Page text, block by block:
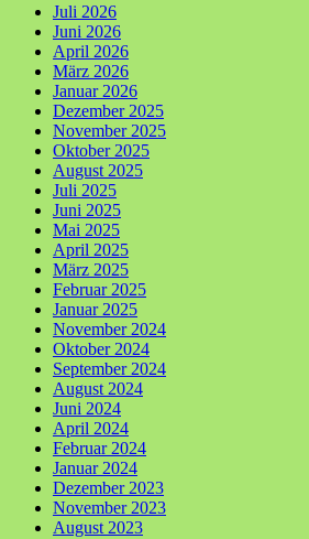
Juli 2026
Juni 2026
April 2026
März 2026
Januar 2026
Dezember 2025
November 2025
Oktober 2025
August 2025
Juli 2025
Juni 2025
Mai 2025
April 2025
März 2025
Februar 2025
Januar 2025
November 2024
Oktober 2024
September 2024
August 2024
Juni 2024
April 2024
Februar 2024
Januar 2024
Dezember 2023
November 2023
August 2023